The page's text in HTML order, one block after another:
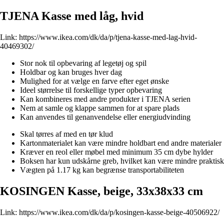
TJENA Kasse med låg, hvid
Link: https://www.ikea.com/dk/da/p/tjena-kasse-med-lag-hvid-
40469302/
Stor nok til opbevaring af legetøj og spil
Holdbar og kan bruges hver dag
Mulighed for at vælge en farve efter eget ønske
Ideel størrelse til forskellige typer opbevaring
Kan kombineres med andre produkter i TJENA serien
Nem at samle og klappe sammen for at spare plads
Kan anvendes til genanvendelse eller energiudvinding
Skal tørres af med en tør klud
Kartonmaterialet kan være mindre holdbart end andre materialer
Kræver en reol eller møbel med minimum 35 cm dybe hylder
Boksen har kun udskårne greb, hvilket kan være mindre praktisk
Vægten på 1.17 kg kan begrænse transportabiliteten
KOSINGEN Kasse, beige, 33x38x33 cm
Link: https://www.ikea.com/dk/da/p/kosingen-kasse-beige-40506922/